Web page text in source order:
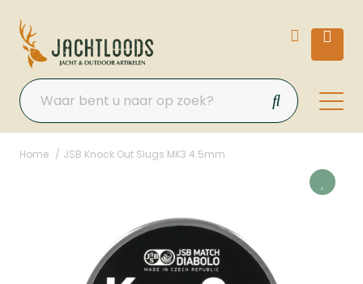
Home JSB Knock Out Slugs MK3 4.5mm